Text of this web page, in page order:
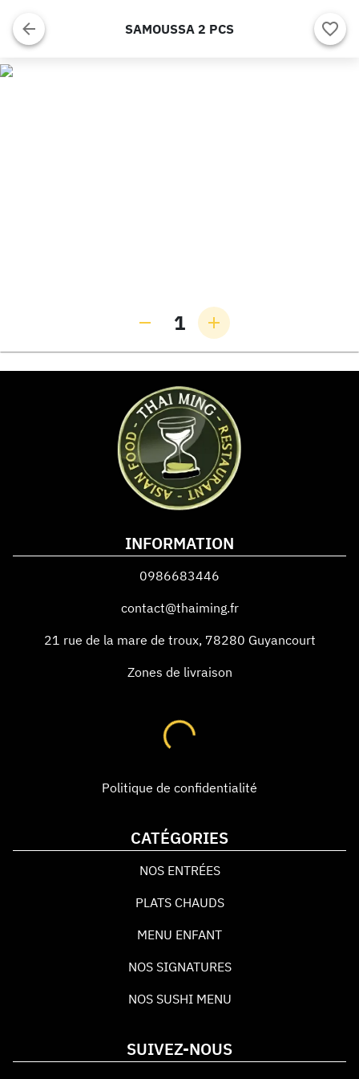
SAMOUSSA 2 PCS
1
INFORMATION
0986683446
contact@thaiming.fr
21 rue de la mare de troux, 78280 Guyancourt
Zones de livraison
Politique de confidentialité
CATÉGORIES
NOS ENTRÉES
PLATS CHAUDS
MENU ENFANT
NOS SIGNATURES
NOS SUSHI MENU
SUIVEZ-NOUS